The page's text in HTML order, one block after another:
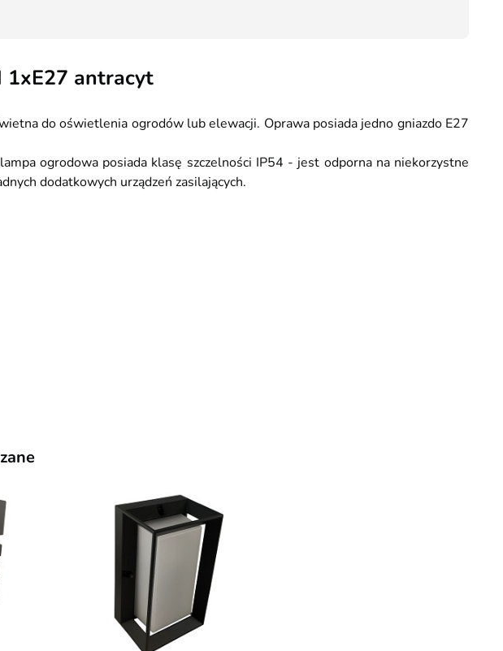
1xE27 antracyt
do oświetlenia ogrodów lub elewacji. Oprawa posiada jedno gniazdo E27
ogrodowa posiada klasę szczelności IP54 - jest odporna na niekorzystne
dodatkowych urządzeń zasilających.